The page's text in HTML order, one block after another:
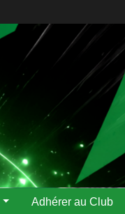
Adhérer au Club